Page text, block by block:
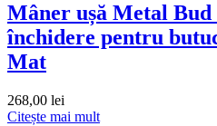
Mâner ușă Metal
închidere pentru
Mat
268,00 lei
Citește mai mult